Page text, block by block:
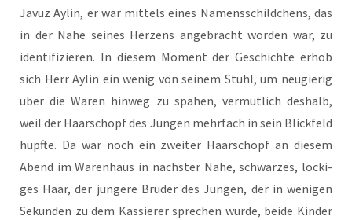
Javuz Aylin, er war mit­tels eines Namens­schild­chens, das
in der Nähe sei­nes Her­zens ange­bracht wor­den war, zu
iden­ti­fi­zie­ren. In die­sem Moment der Geschich­te erhob
sich Herr Aylin ein wenig von sei­nem Stuhl, um neu­gie­rig
über die Waren hin­weg zu spä­hen, ver­mut­lich des­halb,
weil der Haar­schopf des Jun­gen mehr­fach in sein Blick­feld
hüpf­te. Da war noch ein zwei­ter Haar­schopf an die­sem
Abend im Waren­haus in nächs­ter Nähe, schwar­zes, locki­
ges Haar, der jün­ge­re Bru­der des Jun­gen, der in weni­gen
Sekun­den zu dem Kas­sie­rer spre­chen wür­de, bei­de Kin­der